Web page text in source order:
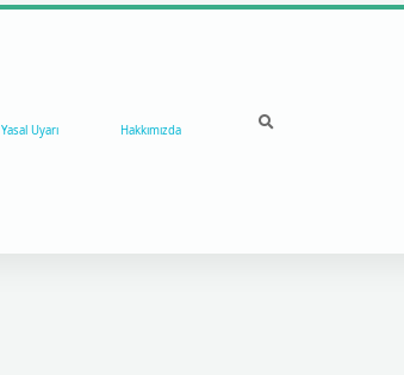
Yasal Uyarı Hakkımızda